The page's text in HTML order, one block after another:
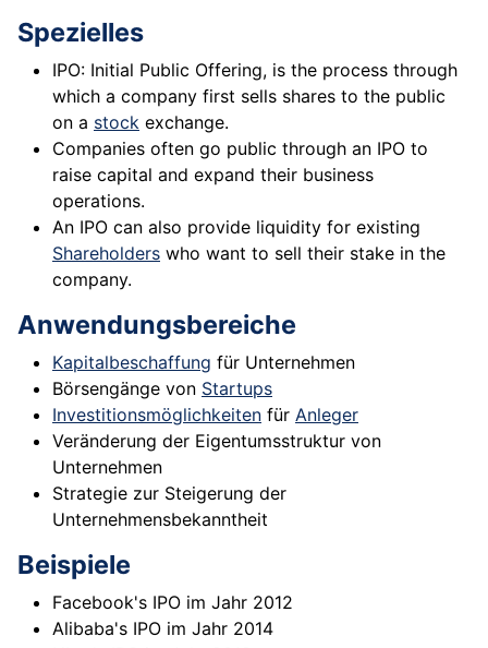
Spezielles
IPO: Initial Public Offering, is the process through
which a company first sells shares to the public
on a stock exchange.
Companies often go public through an IPO to
raise capital and expand their business
operations.
An IPO can also provide liquidity for existing
Shareholders who want to sell their stake in the
company.
Anwendungsbereiche
Kapitalbeschaffung für Unternehmen
Börsengänge von Startups
Investitionsmöglichkeiten für Anleger
Veränderung der Eigentumsstruktur von
Unternehmen
Strategie zur Steigerung der
Unternehmensbekanntheit
Beispiele
Facebook's IPO im Jahr 2012
Alibaba's IPO im Jahr 2014